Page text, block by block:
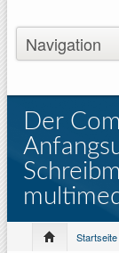
Der
Startseite